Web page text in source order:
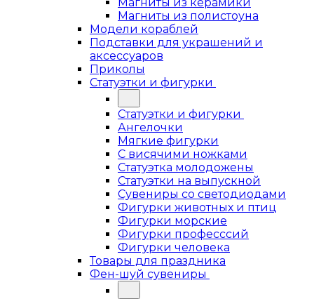
Магниты из полистоуна
Модели кораблей
Подставки для украшений и
аксессуаров
Приколы
Статуэтки и фигурки
Статуэтки и фигурки
Ангелочки
Мягкие фигурки
С висячими ножками
Статуэтка молодожены
Статуэтки на выпускной
Сувениры со светодиодами
Фигурки животных и птиц
Фигурки морские
Фигурки професссий
Фигурки человека
Товары для праздника
Фен-шуй сувениры